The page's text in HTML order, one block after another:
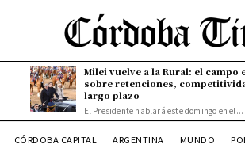
Milei vuelve a la Rural: el campo
sobre retenciones,
largo plazo
El Presidente hablará este domingo en el...
CÓRDOBA CAPITAL ARGENTINA MUNDO